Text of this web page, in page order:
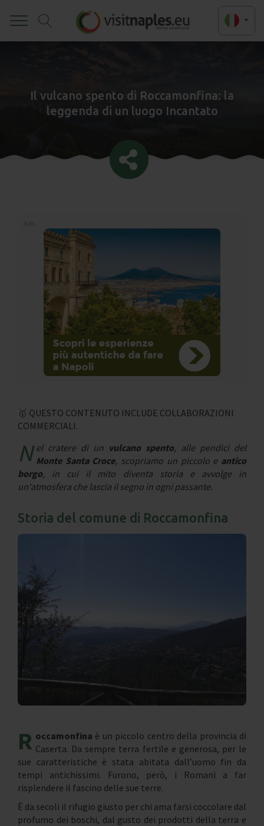
Il vulcano spento di Roccamonfina: la
leggenda di un luogo Incantato
🥇 QUESTO CONTENUTO INCLUDE COLLABORAZIONI
COMMERCIALI.
N el cratere di un vulcano spento, alle pendici del
Monte Santa Croce, scopriamo un piccolo eantico
borgo, in cui il mito diventa storia e avvolge in
un'atmosfera che lascia il segno in ogni passante.
Storia del comune di Roccamonfina
R occamonfina è un piccolo centro della provincia di
Caserta. Da sempre terra fertile e generosa, per le
sue caratteristiche è stata abitata dall’uomo fin da
tempi antichissimi. Furono, però, i Romani a far
risplendere il fascino delle sue terre.
È da secoli il rifugio giusto per chi ama farsi coccolare dal
profumo dei boschi, dal gusto dei prodotti della terra e